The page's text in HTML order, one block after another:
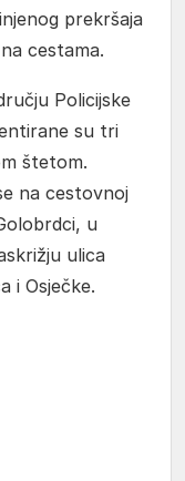
prekršaja
cestama.
Policijske
su tri
štetom.
na cestovnoj
u
ulica
i Osječke.